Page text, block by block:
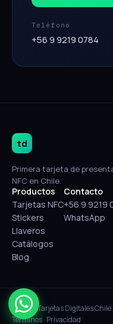
Teléfono
+56 9 9219 0784
td
Primera tarjeta de
NFC en Chile.
Productos
Tarjetas NFC
Stickers
Llaveros
Catálogos
Blog
Contacto
+56 9 9219
WhatsApp
© 2026 Tarjetas Digitales
Términos· Privacidad